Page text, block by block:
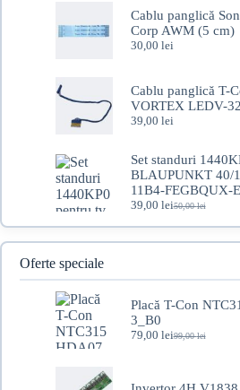
Cablu panglică
Corp AWM (5 cm)
30,00 lei
Cablu panglică T-
VORTEX LEDV-
39,00 lei
Set standuri
BLAUPUNKT 40/
11B4-FEGBQUX-
50,00lei
Prețul
inițial
a
39,00 leiPrețul
curent
este:
Oferte speciale
Placă T-Con
3_B0
99,00lei
Prețul
fost:
79,00 leiPrețul
79,00 lei.